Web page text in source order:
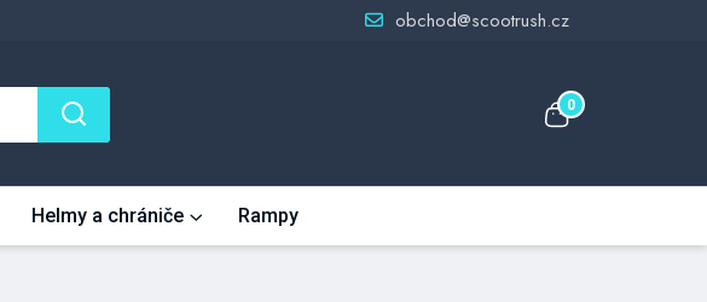
obchod@scootrush.cz
0
Helmy a chrániče Rampy